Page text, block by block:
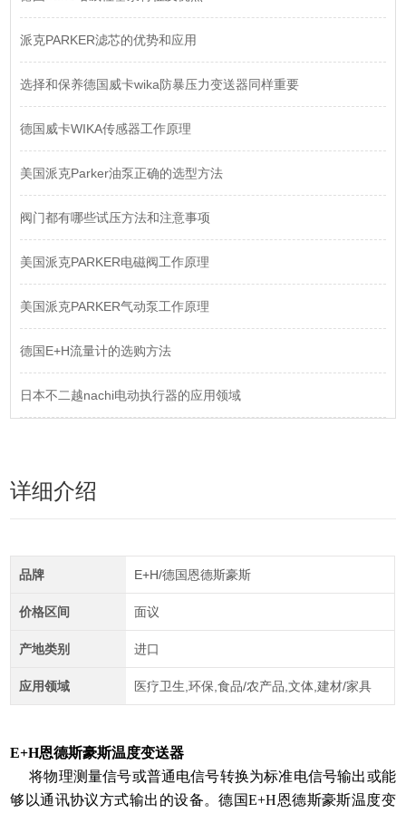
派克PARKER滤芯的优势和应用
选择和保养德国威卡wika防暴压力变送器同样重要
德国威卡WIKA传感器工作原理
美国派克Parker油泵正确的选型方法
阀门都有哪些试压方法和注意事项
美国派克PARKER电磁阀工作原理
美国派克PARKER气动泵工作原理
德国E+H流量计的选购方法
日本不二越nachi电动执行器的应用领域
详细介绍
品牌 E+H/德国恩德斯豪斯
价格区间 面议
产地类别 进口
应用领域 医疗卫生,环保,食品/农产品,文体,建材/家具
E+H恩德斯豪斯温度变送器
将物理测量信号或普通电信号转换为标准电信号输出或能
够以通讯协议方式输出的设备。德国E+H恩德斯豪斯温度变